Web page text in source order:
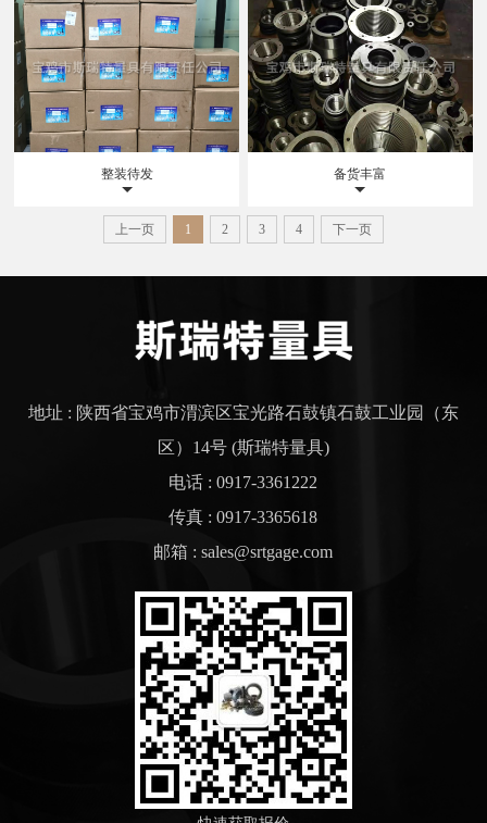
整装待发 备货丰富
上一页 1 2 3 4 下一页
地址 : 陕西省宝鸡市渭滨区宝光路石鼓镇石鼓工业园（东
区）14号 (斯瑞特量具)
电话 : 0917-3361222
传真 : 0917-3365618
邮箱 : sales@srtgage.com